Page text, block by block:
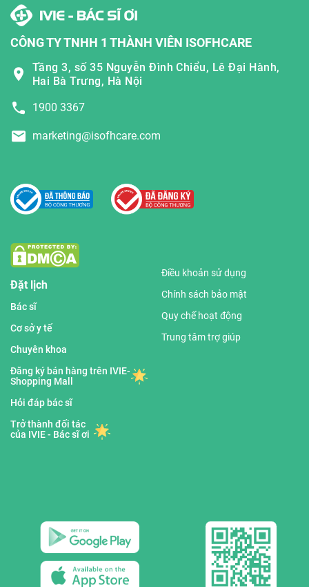
CÔNG TY TNHH 1 THÀNH VIÊN ISOFHCARE
Tầng 3, số 35 Nguyễn Đình Chiểu, Lê Đại Hành,
Hai Bà Trưng, Hà Nội
1900 3367
marketing@isofhcare.com
Đặt lịch
Bác sĩ
Cơ sở y tế
Chuyên khoa
Đăng ký bán hàng trên IVIE-
Shopping Mall
Hỏi đáp bác sĩ
Trở thành đối tác
của IVIE - Bác sĩ ơi
Điều khoản sử dụng
Chính sách bảo mật
Quy chế hoạt động
Trung tâm trợ giúp